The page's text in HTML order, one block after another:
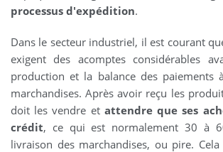
processus d'expédition.
Dans le secteur industriel, il est courant
exigent des acomptes considérables
production et la balance des paiements
marchandises. Après avoir reçu les
doit les vendre et attendre que ses
crédit, ce qui est normalement 30 à
livraison des marchandises, ou pire.